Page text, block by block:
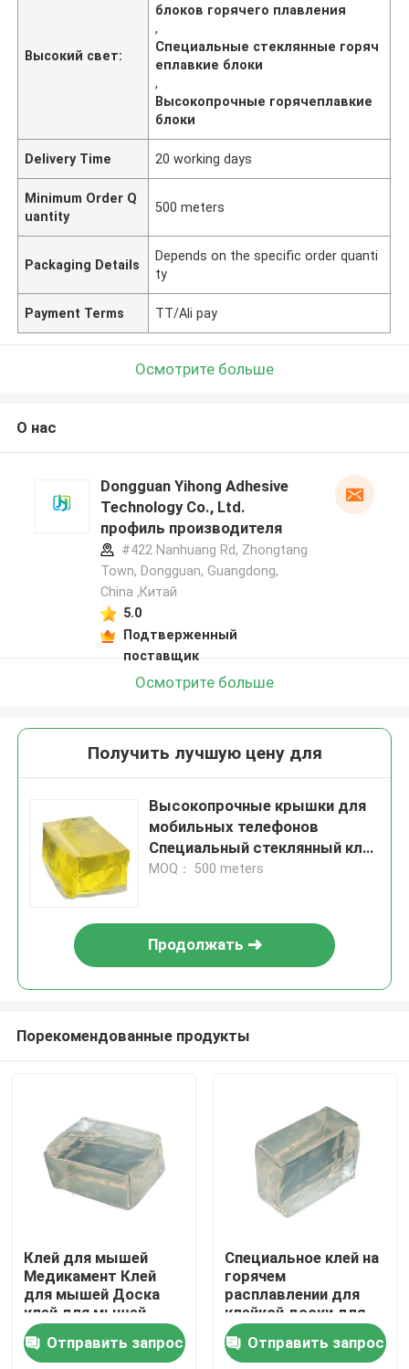
Главная страница
Продукция
Ролики
Высокий свет:
блоков горячего плавления
,
Специальные стеклянные горяч
еплавкие блоки
,
Высокопрочные горячеплавкие
блоки
Delivery Time 20 working days
Minimum Order Q
uantity
500 meters
Packaging Details
Depends on the specific order quanti
ty
Payment Terms TT/Ali pay
Осмотрите больше
О нас
Dongguan Yihong Adhesive
Technology Co., Ltd.
профиль производителя
#422 Nanhuang Rd, Zhongtang
Town, Dongguan, Guangdong,
China ,Китай
5.0
Подтверженный
поставщик
Осмотрите больше
Получить лучшую цену для
Высокопрочные крышки для
мобильных телефонов
Специальный стеклянный клей
Горячеплавные блоки
MOQ： 500 meters
Продолжать
Порекомендованные продукты
Клей для мышей
Медикамент Клей
для мышей Доска
клей для мышей
Сильный
высоковскозный
Отправить запрос
Специальное клей на
горячем
расплавлении для
клейкой доски для
мух Сильное клейкое
клейкое и
Отправить запрос